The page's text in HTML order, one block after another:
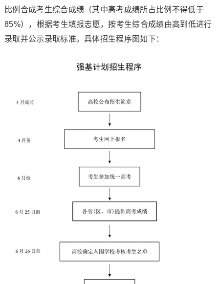
比例合成考生综合成绩（其中高考成绩所占比例不得低于
85%），根据考生填报志愿，按考生综合成绩由高到低进行
录取并公示录取标准。具体招生程序图如下：